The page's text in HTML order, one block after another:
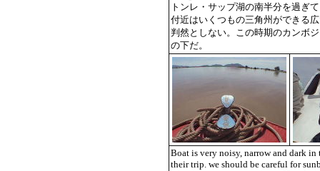
トンレ・サップ湖の南半分を過ぎ
付近はいくつもの三角州ができる
判然としない。この時期のカンボ
の下だ。
Boat is very noisy, narrow and dark
their trip. we should be careful for